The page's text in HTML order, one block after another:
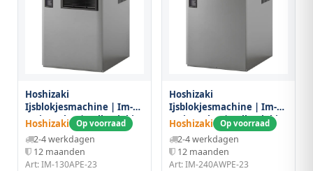
Hoshizaki
Ijsblokjesmachine | Im-
serie (cube) | Volle Blokjes
(17g) | 100kg/24u | Zonder
Bunker | Luchtgekoeld |
560x700x880(h)mm
Hoshizaki Op voorraad
2-4 werkdagen
12 maanden
Art: IM-130APE-23
Hoshizaki
Ijsblokjesmachine | Im-
serie (cube) | Volle Blokjes
(17g) | 170kg/24u | Zonder
Bunker | Watergekoeld |
560x700x880(h)mm
Hoshizaki Op voorraad
2-4 werkdagen
12 maanden
Art: IM-240AWPE-23